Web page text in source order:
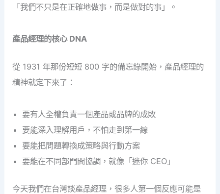
「我們不只是在正確地做事，而是做對的事」。
產品經理的核心 DNA
從 1931 年那份短短 800 字的備忘錄開始，產品經理的
精神就定下來了：
要有人全權負責一個產品或品牌的成敗
要能深入理解用戶，不怕走到第一線
要能把問題轉換成策略與行動方案
要能在不同部門間協調，就像「迷你 CEO」
今天我們在台灣談產品經理，很多人第一個反應可能是